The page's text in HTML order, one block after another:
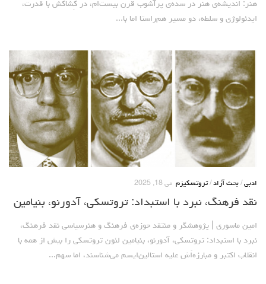
هنر: اندیشه‌ی هنر در سده‌ی پرآشوب قرن بیست‌اُم، در کِشاکش با قدرت،
ایدئولوژی و سلطه، دو مسیر هم‌راستا اما با...
ادبی / بحث آزاد /تروتسکیزم می 18, 2025
نقد فرهنگ، نبرد با استبداد: تروتسکی، آدورنو، بنیامین
امین ماسوری | پژوهشگر و منتقد حوزه‌ی فرهنگ و هنرسیاسی نقد فرهنگ،
نبرد با استبداد: تروتسکی، آدورنو، بنیامین لئون تروتسکی را بیش از همه با
انقلاب اکتبر و مبارزه‌اَش علیه استالین‌ایسم می‌شناسند، اما سهم...